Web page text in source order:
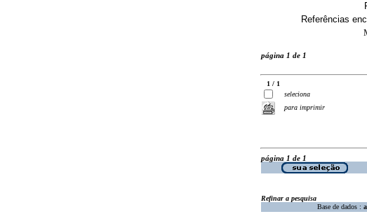
Referências
página 1 de 1
1 / 1
seleciona
para imprimir
página 1 de 1
Refinar a pesquisa
Base de dados :